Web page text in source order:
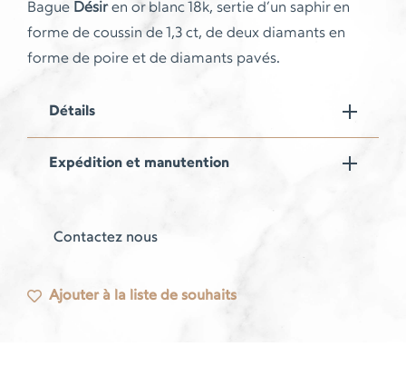
Bague Désiren or blanc 18k, sertie d’un saphir en
forme de coussin de 1,3 ct, de deux diamants en
forme de poire et de diamants pavés.
Détails
Expédition et manutention
Contactez nous
Ajouter à la liste de souhaits